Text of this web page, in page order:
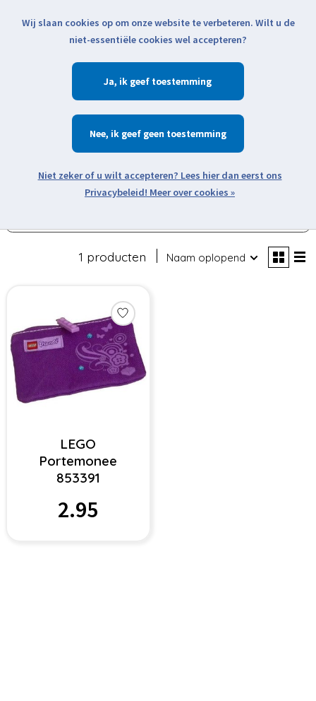
Klik voor actuele verzendinformatie...
Verlanglijst
Zoeken
Open webshop menu
1 producten Naam oplopend
LEGO
Portemonee
853391
2.95
Wij slaan cookies op om onze website te verbeteren. Wilt u de
niet-essentiële cookies wel accepteren?
Ja
Nee
Meer over cookies »